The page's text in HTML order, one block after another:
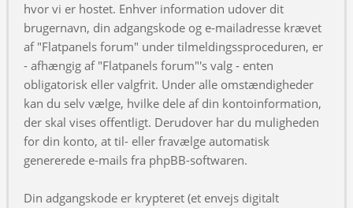
hvor vi er hostet. Enhver information udover dit
brugernavn, din adgangskode og e-mailadresse krævet
af "Flatpanels forum" under tilmeldingssproceduren, er
- afhængig af "Flatpanels forum"'s valg - enten
obligatorisk eller valgfrit. Under alle omstændigheder
kan du selv vælge, hvilke dele af din kontoinformation,
der skal vises offentligt. Derudover har du muligheden
for din konto, at til- eller fravælge automatisk
genererede e-mails fra phpBB-softwaren.
Din adgangskode er krypteret (et envejs digitalt